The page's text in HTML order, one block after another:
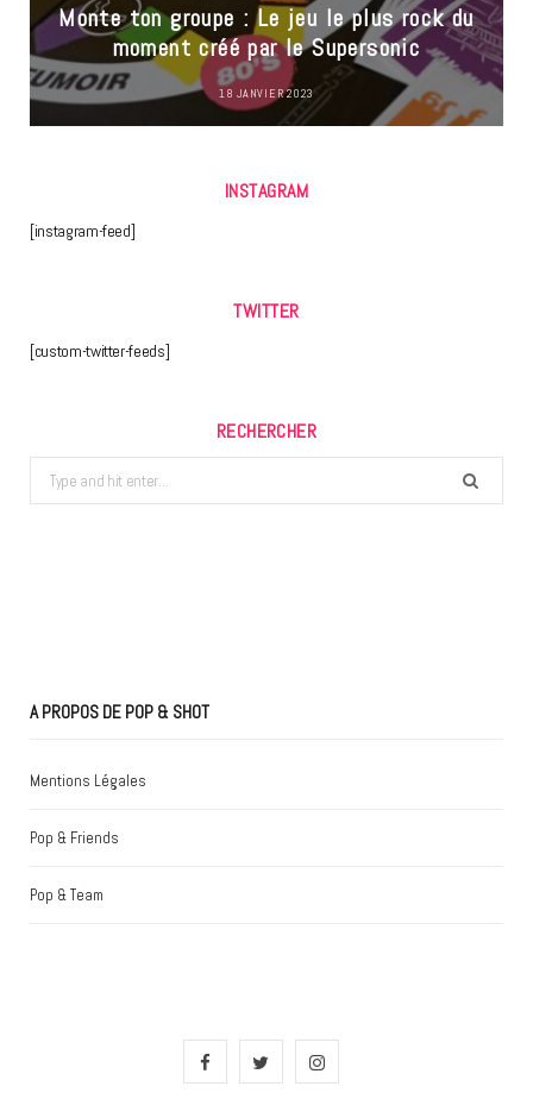
Monte ton groupe : Le jeu le plus rock du
moment créé par le Supersonic
18 JANVIER 2023
INSTAGRAM
[instagram-feed]
TWITTER
[custom-twitter-feeds]
RECHERCHER
Search
for:
A PROPOS DE POP & SHOT
Mentions Légales
Pop & Friends
Pop & Team
F
I